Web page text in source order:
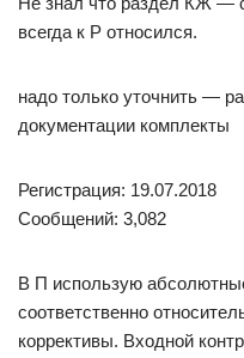
всегда к Р относился.
надо только уточнить —
документации комплекты
Регистрация: 19.07.2018
Сообщений: 3,082
В П использую
соответственно
коррективы. Входной